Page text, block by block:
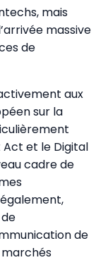
mais
massive
de
aux
sur la
et le Digital
cadre de
de
marchés